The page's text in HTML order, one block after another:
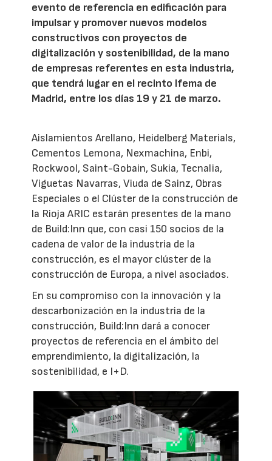
evento de referencia en edificación para
impulsar y promover nuevos modelos
constructivos con proyectos de
digitalización y sostenibilidad, de la mano
de empresas referentes en esta industria,
que tendrá lugar en el recinto Ifema de
Madrid, entre los días 19 y 21 de marzo.
Aislamientos Arellano, Heidelberg Materials,
Cementos Lemona, Nexmachina, Enbi,
Rockwool, Saint-Gobain, Sukia, Tecnalia,
Viguetas Navarras, Viuda de Sainz, Obras
Especiales o el Clúster de la construcción de
la Rioja ARIC estarán presentes de la mano
de Build:Inn que, con casi 150 socios de la
cadena de valor de la industria de la
construcción, es el mayor clúster de la
construcción de Europa, a nivel asociados.
En su compromiso con la innovación y la
descarbonización en la industria de la
construcción, Build:Inn dará a conocer
proyectos de referencia en el ámbito del
emprendimiento, la digitalización, la
sostenibilidad, e I+D.